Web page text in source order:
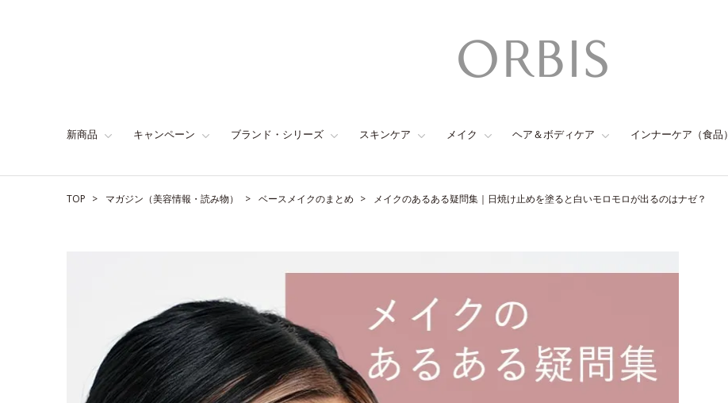
新商品 キャンペーン ブランド・シリーズ スキンケア メイク ヘア＆ボディケア インナーケア（食品）
TOP マガジン（美容情報・読み物） ベースメイクのまとめ メイクのあるある疑問集｜日焼け止めを塗ると白いモロモロが出るのはナゼ？